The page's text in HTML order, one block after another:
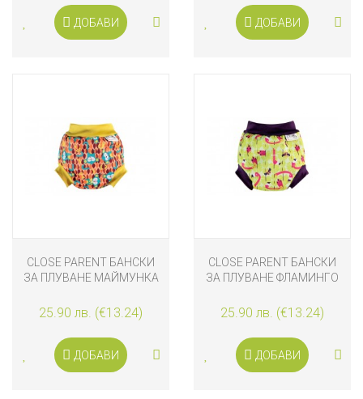
ДОБАВИ ДОБАВИ
CLOSE PARENT БАНСКИ
ЗА ПЛУВАНЕ МАЙМУНКА
25.90 лв. (€13.24)
ДОБАВИ
CLOSE PARENT БАНСКИ
ЗА ПЛУВАНЕ ФЛАМИНГО
25.90 лв. (€13.24)
ДОБАВИ